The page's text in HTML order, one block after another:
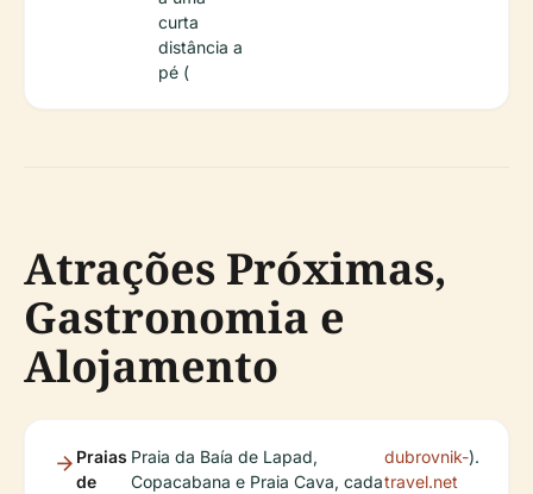
curta
distância a
pé (
Atrações Próximas,
Gastronomia e
Alojamento
Praias
de
Praia da Baía de Lapad,
Copacabana e Praia Cava, cada
dubrovnik-
travel.net
).